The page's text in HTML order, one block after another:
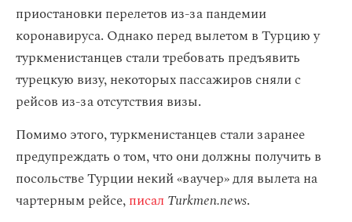
приостановки перелетов из-за пандемии
коронавируса. Однако перед вылетом в Турцию у
туркменистанцев стали требовать предъявить
турецкую визу, некоторых пассажиров сняли с
рейсов из-за отсутствия визы.
Помимо этого, туркменистанцев стали заранее
предупреждать о том, что они должны получить в
посольстве Турции некий «ваучер» для вылета на
чартерным рейсе,писал Turkmen.news.